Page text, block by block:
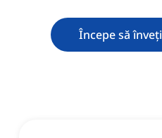
Începe să înveți